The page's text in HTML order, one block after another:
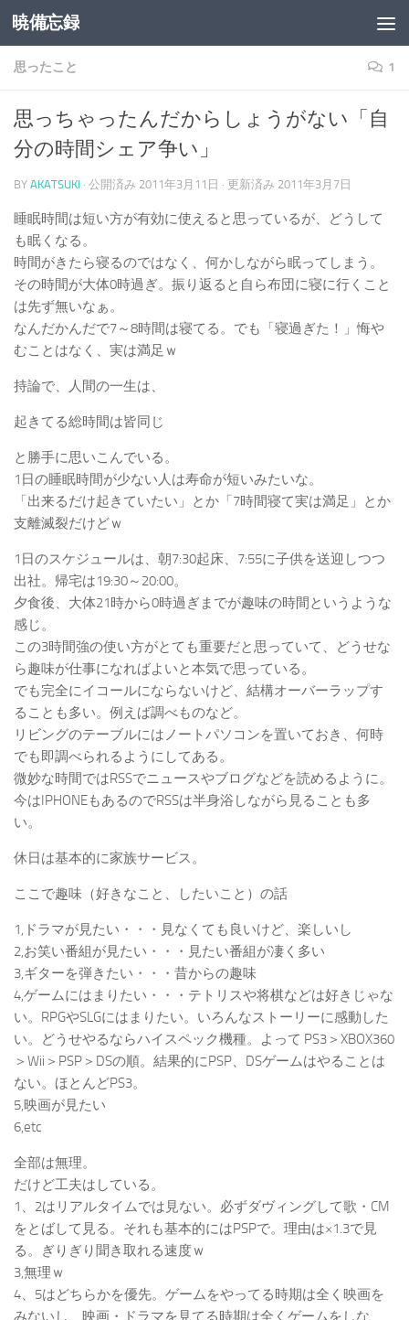
コンテンツへスキップ
暁備忘録
思ったこと 1
思っちゃったんだからしょうがない「自
分の時間シェア争い」
BY AKATSUKI · 公開済み 2011年3月11日 · 更新済み 2011年3月7日
睡眠時間は短い方が有効に使えると思っているが、どうして
も眠くなる。
時間がきたら寝るのではなく、何かしながら眠ってしまう。
その時間が大体0時過ぎ。振り返ると自ら布団に寝に行くこと
は先ず無いなぁ。
なんだかんだで7～8時間は寝てる。でも「寝過ぎた！」悔や
むことはなく、実は満足ｗ
持論で、人間の一生は、
起きてる総時間は皆同じ
と勝手に思いこんでいる。
1日の睡眠時間が少ない人は寿命が短いみたいな。
「出来るだけ起きていたい」とか「7時間寝て実は満足」とか
支離滅裂だけどｗ
1日のスケジュールは、朝7:30起床、7:55に子供を送迎しつつ
出社。帰宅は19:30～20:00。
夕食後、大体21時から0時過ぎまでが趣味の時間というような
感じ。
この3時間強の使い方がとても重要だと思っていて、どうせな
ら趣味が仕事になればよいと本気で思っている。
でも完全にイコールにならないけど、結構オーバーラップす
ることも多い。例えば調べものなど。
リビングのテーブルにはノートパソコンを置いておき、何時
でも即調べられるようにしてある。
微妙な時間ではRSSでニュースやブログなどを読めるように。
今はIPHONEもあるのでRSSは半身浴しながら見ることも多
い。
休日は基本的に家族サービス。
ここで趣味（好きなこと、したいこと）の話
1,ドラマが見たい・・・見なくても良いけど、楽しいし
2,お笑い番組が見たい・・・見たい番組が凄く多い
3,ギターを弾きたい・・・昔からの趣味
4,ゲームにはまりたい・・・テトリスや将棋などは好きじゃな
い。RPGやSLGにはまりたい。いろんなストーリーに感動した
い。どうせやるならハイスペック機種。よって PS3＞XBOX360
＞Wii＞PSP＞DSの順。結果的にPSP、DSゲームはやることは
ない。ほとんどPS3。
5,映画が見たい
6,etc
全部は無理。
だけど工夫はしている。
1、2はリアルタイムでは見ない。必ずダヴィングして歌・CM
をとばして見る。それも基本的にはPSPで。理由は×1.3で見
る。ぎりぎり聞き取れる速度ｗ
3,無理ｗ
4、5はどちらかを優先。ゲームをやってる時期は全く映画を
みないし、映画・ドラマを見てる時期は全くゲームをしな